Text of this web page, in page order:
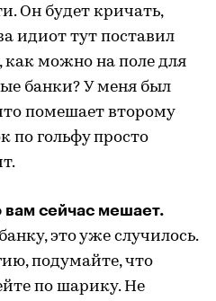
Он будет кричать,
идиот тут поставил
можно на поле для
банки? У меня был
помешает второму
по гольфу просто
вам сейчас мешает.
это уже случилось.
подумайте, что
по шарику. Не